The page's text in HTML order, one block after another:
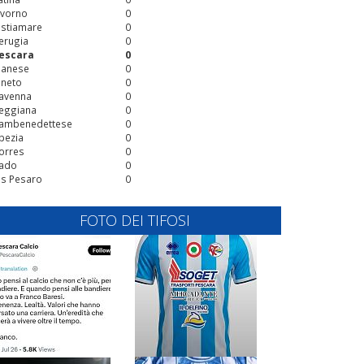
0
0
0
0
0
0
0
0
0
0
0
0
0
Pesaro
FOTO DEI TIFOSI